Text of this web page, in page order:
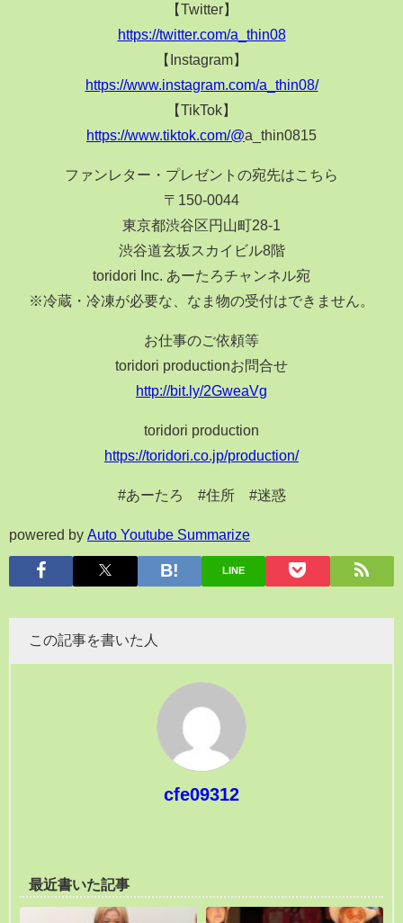
【Twitter】
https://twitter.com/a_thin08
【Instagram】
https://www.instagram.com/a_thin08/
【TikTok】
https://www.tiktok.com/@a_thin0815
ファンレター・プレゼントの宛先はこちら
〒150-0044
東京都渋谷区円山町28-1
渋谷道玄坂スカイビル8階
toridori Inc. あーたろチャンネル宛
※冷蔵・冷凍が必要な、なま物の受付はできません。
お仕事のご依頼等
toridori productionお問合せ
http://bit.ly/2GweaVg
toridori production
https://toridori.co.jp/production/
#あーたろ #住所 #迷惑
powered by Auto Youtube Summarize
LINE
この記事を書いた人
cfe09312
最近書いた記事